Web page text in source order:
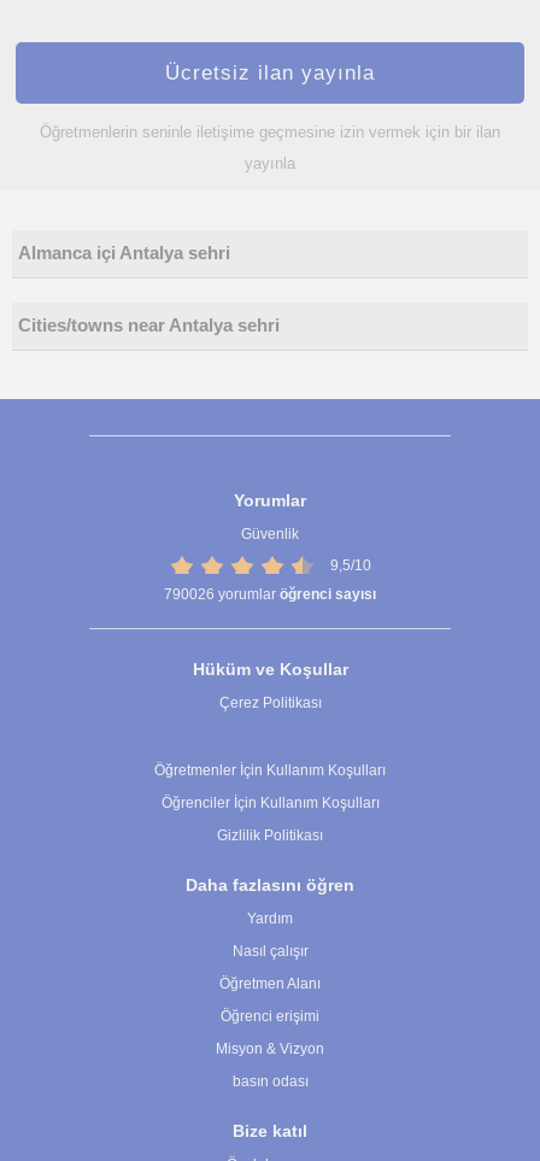
Ücretsiz ilan yayınla
Öğretmenlerin seninle iletişime geçmesine izin vermek için bir ilan
yayınla
Almanca içi Antalya sehri
Cities/towns near Antalya sehri
Yorumlar
Güvenlik
9,5/10
790026 yorumlar öğrenci sayısı
Hüküm ve Koşullar
Çerez Politikası
Öğretmenler İçin Kullanım Koşulları
Öğrenciler İçin Kullanım Koşulları
Gizlilik Politikası
Daha fazlasını öğren
Yardım
Nasıl çalışır
Öğretmen Alanı
Öğrenci erişimi
Misyon & Vizyon
basın odası
Bize katıl